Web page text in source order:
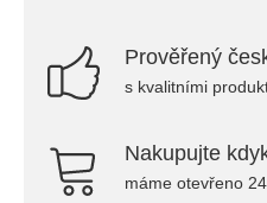
Prověřený
s kvalitními
Nakupujte
máme otevřeno